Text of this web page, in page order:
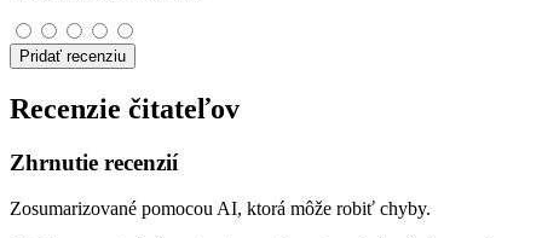
Pridať recenziu
Recenzie čitateľov
Zhrnutie recenzií
Zosumarizované pomocou AI, ktorá môže robiť chyby.